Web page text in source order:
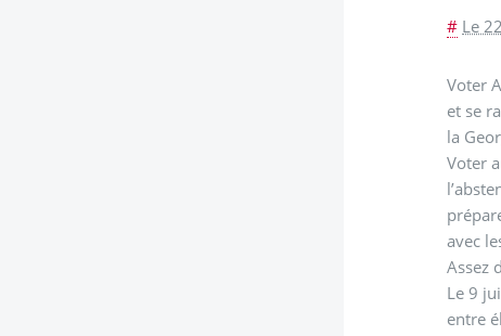
# Le
Voter
et se
la
Voter
avec
Assez
Le 9
entre